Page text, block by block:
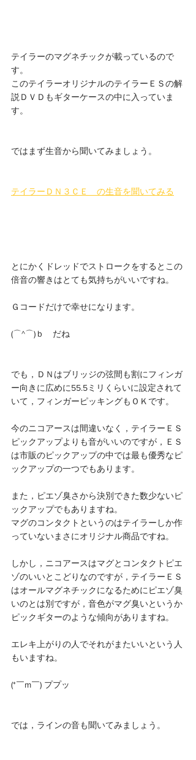
テイラーのマグネチックが載っているので
す。
このテイラーオリジナルのテイラーＥＳの解
説ＤＶＤもギターケースの中に入っていま
す。
ではまず生音から聞いてみましょう。
テイラーＤＮ３ＣＥ　の生音を聞いてみる
とにかくドレッドでストロークをするとこの
倍音の響きはとても気持ちがいいですね。
Ｇコードだけで幸せになります。
(⌒^⌒)ｂ　だね
でも，ＤＮはブリッジの弦間も割にフィンガ
ー向きに広めに55.5ミリくらいに設定されて
いて，フィンガーピッキングもＯＫです。
今のニコアースは間違いなく，テイラーＥＳ
ピックアップよりも音がいいのですが，ＥＳ
は市販のピックアップの中では最も優秀なピ
ックアップの一つでもあります。
また，ピエゾ臭さから決別できた数少ないピ
ックアップでもありますね。
マグのコンタクトというのはテイラーしか作
っていないまさにオリジナル商品ですね。
しかし，ニコアースはマグとコンタクトピエ
ゾのいいとこどりなのですが，テイラーＥＳ
はオールマグネチックになるためにピエゾ臭
いのとは別ですが，音色がマグ臭いというか
ピックギターのような傾向がありますね。
エレキ上がりの人でそれがまたいいという人
もいますね。
(*￣m￣) ププッ
では，ラインの音も聞いてみましょう。